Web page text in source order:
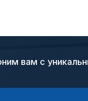
вам с